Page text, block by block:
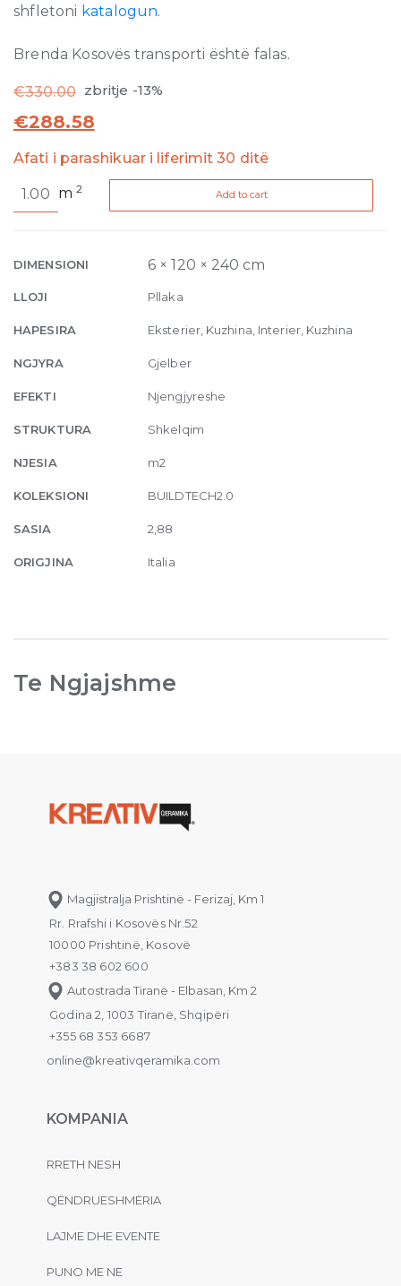
shfletoni katalogun.
Brenda Kosovës transporti është falas.
€330.00 zbritje -13%
€288.58
Afati i parashikuar i liferimit 30 ditë
2.0
Teal
6mm
120
240
quantity
m2 Add to cart
DIMENSIONI 6 × 120 × 240 cm
LLOJI Pllaka
HAPESIRA Eksterier, Kuzhina, Interier, Kuzhina
NGJYRA Gjelber
EFEKTI Njengjyreshe
STRUKTURA Shkelqim
NJESIA m2
KOLEKSIONI BUILDTECH2.0
SASIA 2,88
ORIGJINA Italia
Te Ngjajshme
Magjistralja Prishtinë - Ferizaj, Km 1
Rr. Rrafshi i Kosovës Nr.52
10000 Prishtinë, Kosovë
+383 38 602 600
Autostrada Tiranë - Elbasan, Km 2
Godina 2, 1003 Tiranë, Shqipëri
+355 68 353 6687
online@kreativqeramika.com
KOMPANIA
RRETH NESH
QËNDRUESHMËRIA
LAJME DHE EVENTE
PUNO ME NE